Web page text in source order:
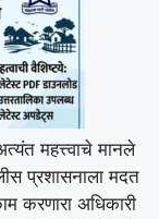
महत्त्वाचे मानले
प्रशासनाला मदत
करणारा अधिकारी